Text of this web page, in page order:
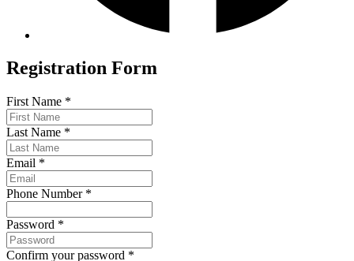
Registration Form
First Name *
Last Name *
Email *
Phone Number *
Password *
Confirm your password *